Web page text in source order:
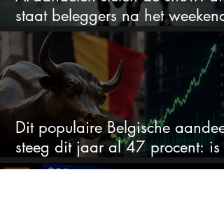
staat beleggers na het weekend
te wachten
Dit populaire Belgische aandeel
steeg dit jaar al 47 procent: is
ruimte voor meer?